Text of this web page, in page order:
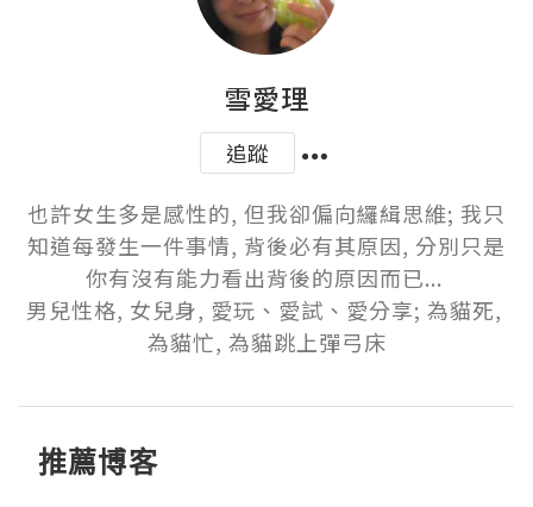
雪愛理
追蹤
也許女生多是感性的, 但我卻偏向纙緝思維; 我只
知道每發生一件事情, 背後必有其原因, 分別只是
你有沒有能力看出背後的原因而已...
男兒性格, 女兒身, 愛玩、愛試、愛分享; 為貓死,
為貓忙, 為貓跳上彈弓床
推薦博客